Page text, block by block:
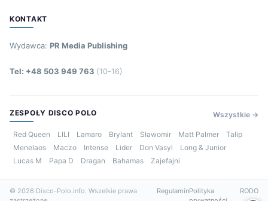
KONTAKT
Wydawca: PR Media Publishing
Tel: +48 503 949 763 (10-16)
ZESPOŁY DISCO POLO Wszystkie →
Red Queen LILI Lamaro Brylant Sławomir Matt Palmer
Talip
Menelaos
Maczo Intense Lider Don Vasyl
Long & Junior
Lucas M
Papa D Dragan Bahamas Zajefajni
© 2026 Disco-Polo.info. Wszelkie prawa
RegulaminPolityka
RODO